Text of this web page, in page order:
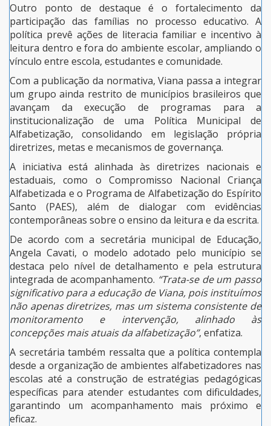
Outro ponto de destaque é o fortalecimento da
participação das famílias no processo educativo. A
política prevê ações de literacia familiar e incentivo à
leitura dentro e fora do ambiente escolar, ampliando o
vínculo entre escola, estudantes e comunidade.
Com a publicação da normativa, Viana passa a integrar
um grupo ainda restrito de municípios brasileiros que
avançam da execução de programas para a
institucionalização de uma Política Municipal de
Alfabetização, consolidando em legislação própria
diretrizes, metas e mecanismos de governança.
A iniciativa está alinhada às diretrizes nacionais e
estaduais, como o Compromisso Nacional Criança
Alfabetizada e o Programa de Alfabetização do Espírito
Santo (PAES), além de dialogar com evidências
contemporâneas sobre o ensino da leitura e da escrita.
De acordo com a secretária municipal de Educação,
Angela Cavati, o modelo adotado pelo município se
destaca pelo nível de detalhamento e pela estrutura
integrada de acompanhamento. “Trata-se de um passo
significativo para a educação de Viana, pois instituímos
não apenas diretrizes, mas um sistema consistente de
monitoramento e intervenção, alinhado às
concepções mais atuais da alfabetização”, enfatiza.
A secretária também ressalta que a política contempla
desde a organização de ambientes alfabetizadores nas
escolas até a construção de estratégias pedagógicas
específicas para atender estudantes com dificuldades,
garantindo um acompanhamento mais próximo e
eficaz.